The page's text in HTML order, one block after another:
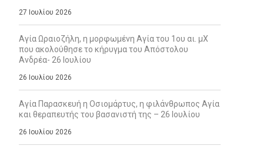
27 Ιουλίου 2026
Αγία Ωραιοζήλη, η μορφωμένη Αγία του 1ου αι. μΧ
που ακολούθησε το κήρυγμα του Απόστολου
Ανδρέα- 26 Ιουλίου
26 Ιουλίου 2026
Αγία Παρασκευή η Οσιομάρτυς, η φιλάνθρωπος Αγία
και θεραπευτής του βασανιστή της – 26 Ιουλίου
26 Ιουλίου 2026